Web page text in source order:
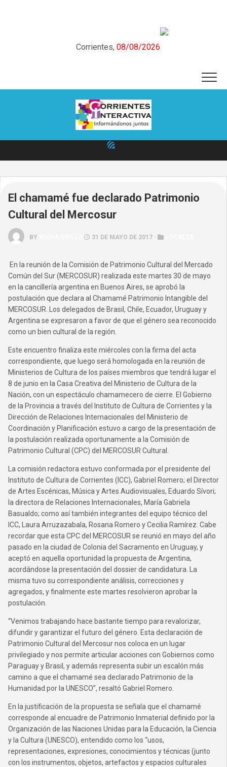
Corrientes, 08/08/2026
El chamamé fue declarado Patrimonio
Cultural del Mercosur
BY 31 DE MAYO DE 2017 ·
En la reunión de la Comisión de Patrimonio Cultural del Mercado
Común del Sur (MERCOSUR) realizada este martes 30 de mayo
en la cancillería argentina en Buenos Aires, se aprobó la
postulación que declara al Chamamé Patrimonio Intangible del
MERCOSUR. Los delegados de Brasil, Chile, Ecuador, Uruguay y
Argentina se expresaron a favor de que el género sea reconocido
como un bien cultural de la región.
Este encuentro finaliza este miércoles con la firma del acta
correspondiente, que luego será homologada en la reunión de
Ministerios de Cultura de los países miembros que tendrá lugar el
8 de junio en la Casa Creativa del Ministerio de Cultura de la
Nación, con un espectáculo chamamecero de cierre. El Gobierno
de la Provincia a través del Instituto de Cultura de Corrientes y la
Dirección de Relaciones Internacionales del Ministerio de
Coordinación y Planificación estuvo a cargo de la presentación de
la postulación realizada oportunamente a la Comisión de
Patrimonio Cultural (CPC) del MERCOSUR Cultural.
La comisión redactora estuvo conformada por el presidente del
Instituto de Cultura de Corrientes (ICC), Gabriel Romero; el Director
de Artes Escénicas, Música y Artes Audiovisuales, Eduardo Sívori;
la directora de Relaciones Internacionales, María Gabriela
Basualdo; como así también integrantes del equipo técnico del
ICC, Laura Arruzazabala, Rosana Romero y Cecilia Ramírez. Cabe
recordar que esta CPC del MERCOSUR se reunió en mayo del año
pasado en la ciudad de Colonia del Sacramento en Uruguay, y
aceptó en aquella oportunidad la propuesta de Argentina,
acordándose la presentación del dossier de candidatura. La
misma tuvo su correspondiente análisis, correcciones y
agregados, y finalmente este martes resolvieron aprobar la
postulación.
“Venimos trabajando hace bastante tiempo para revalorizar,
difundir y garantizar el futuro del género. Esta declaración de
Patrimonio Cultural del Mercosur nos coloca en un lugar
privilegiado y nos permite articular acciones con Gobiernos como
Paraguay y Brasil, y además representa subir un escalón más
camino a que el chamamé sea declarado Patrimonio de la
Humanidad por la UNESCO”, resaltó Gabriel Romero.
En la justificación de la propuesta se señala que el chamamé
corresponde al encuadre de Patrimonio Inmaterial definido por la
Organización de las Naciones Unidas para la Educación, la Ciencia
y la Cultura (UNESCO), entendido como los “usos,
representaciones, expresiones, conocimientos y técnicas (junto
con los instrumentos, objetos, artefactos y espacios culturales